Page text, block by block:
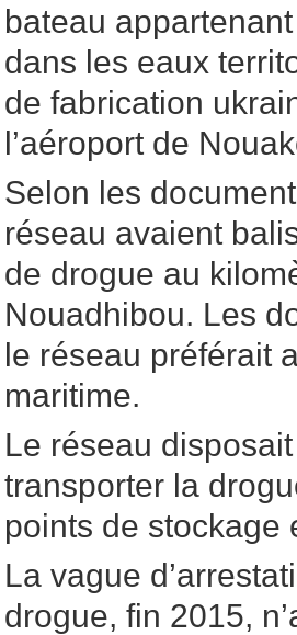
bateau
dans les eaux
de fabrication
l’aéroport de
Selon les
réseau avaient
de drogue au
Nouadhibou. Les
le réseau préférait
maritime.
Le réseau
transporter la
points de stockage
La vague
drogue, fin 2015,